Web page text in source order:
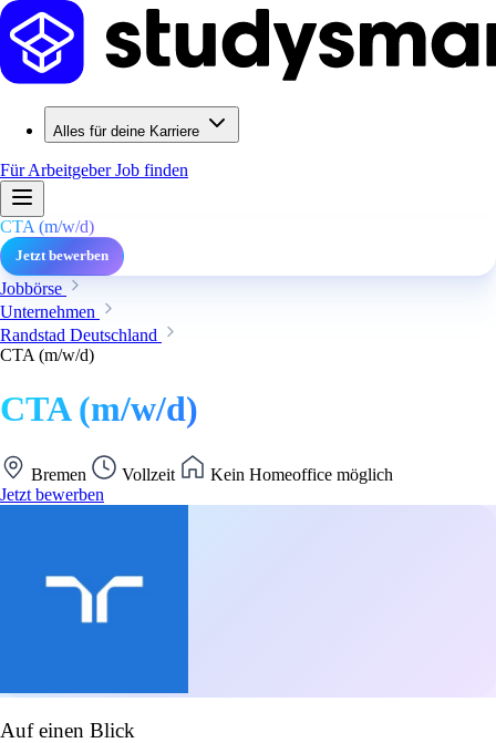
Alles für deine Karriere
Für ArbeitgeberJob finden
CTA (m/w/d)
Jetzt bewerben
Jobbörse
Unternehmen
Randstad Deutschland
CTA (m/w/d)
CTA (m/w/d)
Bremen Vollzeit
Kein Homeoffice möglich
Jetzt bewerben
Auf einen Blick